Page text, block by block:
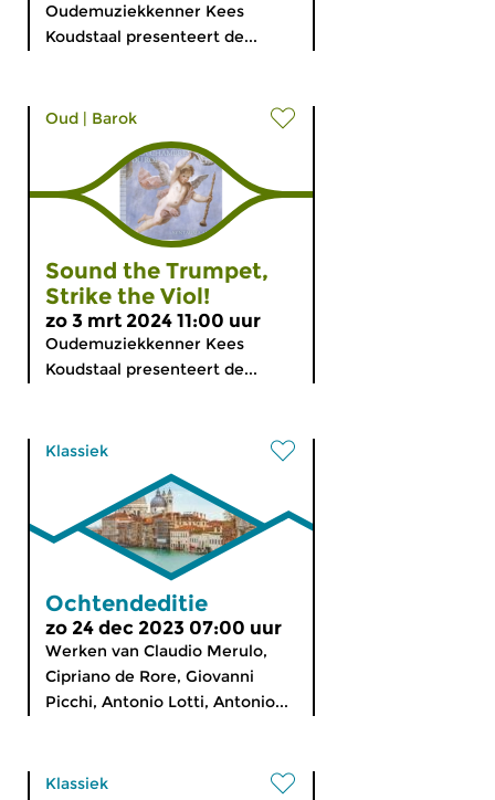
Oudemuziekkenner Kees
Koudstaal presenteert de...
Oud | Barok
Sound the Trumpet,
Strike the Viol!
zo 3 mrt 2024 11:00 uur
Oudemuziekkenner Kees
Koudstaal presenteert de...
Klassiek
Ochtendeditie
zo 24 dec 2023 07:00 uur
Werken van Claudio Merulo,
Cipriano de Rore, Giovanni
Picchi, Antonio Lotti, Antonio...
Klassiek